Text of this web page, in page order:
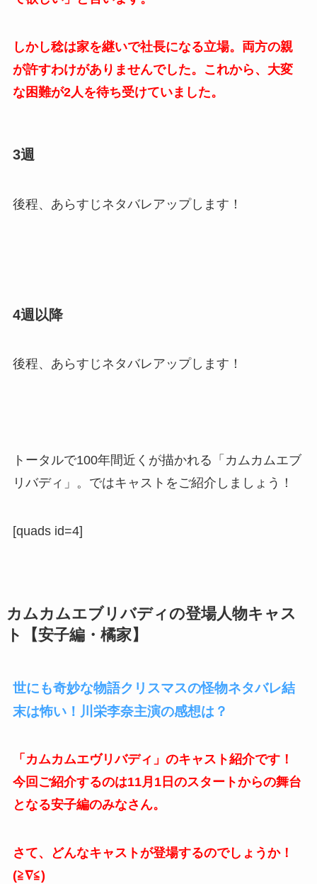
しかし稔は家を継いで社長になる立場。両方の親
が許すわけがありませんでした。これから、大変
な困難が2人を待ち受けていました。
3週
後程、あらすじネタバレアップします！
4週以降
後程、あらすじネタバレアップします！
トータルで100年間近くが描かれる「カムカムエブ
リバディ」。ではキャストをご紹介しましょう！
[quads id=4]
カムカムエブリバディの登場人物キャス
ト【安子編・橘家】
世にも奇妙な物語クリスマスの怪物ネタバレ結
末は怖い！川栄李奈主演の感想は？
「カムカムエヴリバディ」のキャスト紹介です！
今回ご紹介するのは11月1日のスタートからの舞台
となる安子編のみなさん。
さて、どんなキャストが登場するのでしょうか！
(≧∇≦)